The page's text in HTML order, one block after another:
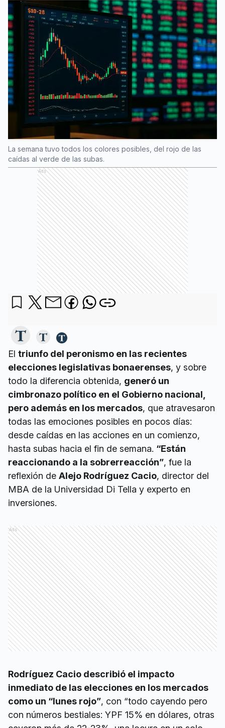
La semana tuvo todos los colores posibles, del rojo de las
caídas al verde de las subas.
Ads
El triunfo del peronismo en las recientes
elecciones legislativas bonaerenses, y sobre
todo la diferencia obtenida, generó un
cimbronazo político en el Gobierno nacional,
pero además en los mercados, que atravesaron
todas las emociones posibles en pocos días:
desde caídas en las acciones en un comienzo,
hasta subas hacia el fin de semana. “Están
reaccionando a la sobrerreacción”, fue la
reflexión de Alejo Rodríguez Cacio, director del
MBA de la Universidad Di Tella y experto en
inversiones.
Ads
Rodríguez Cacio describió el impacto
inmediato de las elecciones en los mercados
como un “lunes rojo”, con “todo cayendo pero
con números bestiales: YPF 15% en dólares, otras